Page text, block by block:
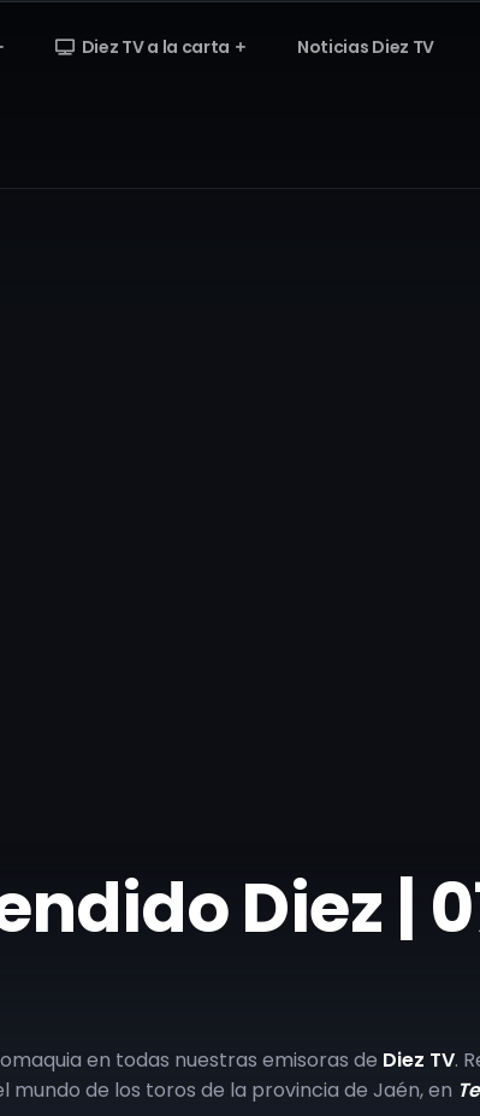
Diez TV a la carta Noticias Diez TV
Diez
en todas nuestras emisoras de Diez TV.
mundo de los toros de la provincia de Jaén, en